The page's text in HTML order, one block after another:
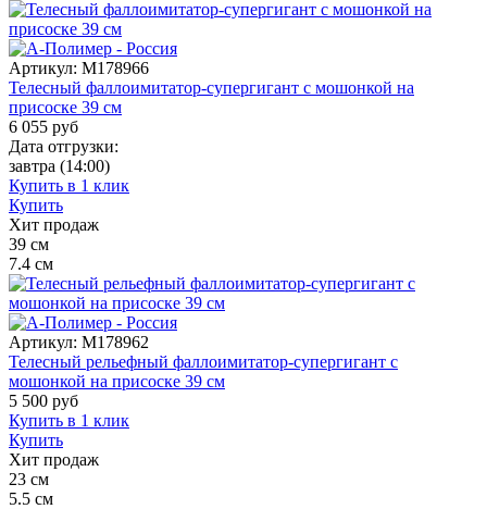
Артикул: M178966
Телесный фаллоимитатор-супергигант с мошонкой на
присоске 39 см
6 055 руб
Дата отгрузки:
завтра (14:00)
Купить в 1 клик
Купить
Хит продаж
39 см
7.4 см
Артикул: M178962
Телесный рельефный фаллоимитатор-супергигант с
мошонкой на присоске 39 см
5 500 руб
Купить в 1 клик
Купить
Хит продаж
23 см
5.5 см